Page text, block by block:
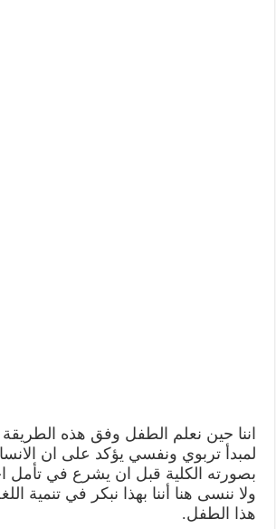
اننا حين نعلم الطفل وفق هذه
لمبدأ تربوي ونفسي يؤكد على ان
بصورته الكلية قبل ان يشرع في تأمل
ولا ننسى هنا أننا بهذا نبكر في تنمية
هذا الطفل.